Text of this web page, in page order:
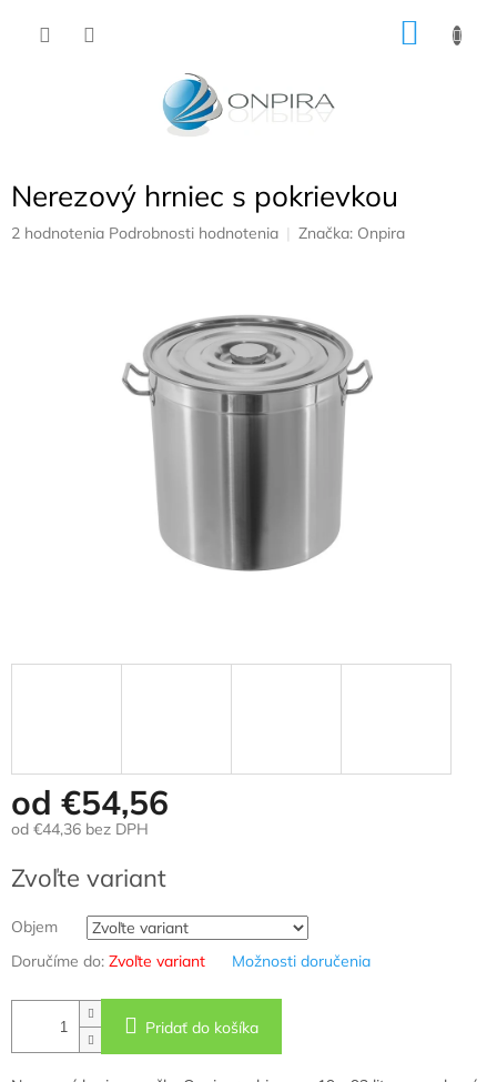
Nerezový hrniec s pokrievkou
Priemerné
2 hodnotenia Podrobnosti hodnotenia Značka: Onpira
od €54,56
od €44,36 bez DPH
cena:
Zvoľte variant
Objem
Doručíme do: Zvoľte variant Možnosti doručenia
Pridať do košíka